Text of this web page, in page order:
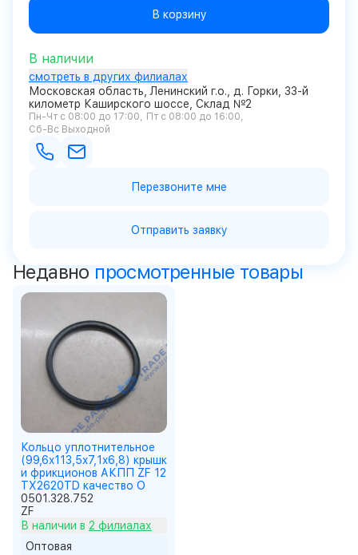
В корзину
В наличии
смотреть в других филиалах
Московская область, Ленинский г.о., д. Горки, 33-й
километр Каширского шоссе, Склад №2
Пн-Чт с 08:00 до 17:00
Пт с 08:00 до 16:00
Сб-Вс Выходной
Перезвоните мне
Отправить заявку
Недавно просмотренные товары
Кольцо уплотнительное
(99,6x113,5x7,1x6,8) крышк
и фрикционов АКПП ZF 12
TX2620TD качество О
0501.328.752
ZF
В наличии в 2 филиалах
Оптовая